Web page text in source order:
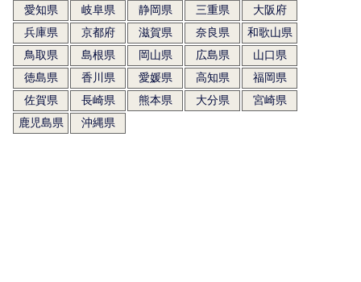
愛知県
岐阜県 静岡県 三重県
大阪府
兵庫県
京都府 滋賀県 奈良県
和歌山県
鳥取県
島根県 岡山県 広島県
山口県
徳島県
香川県 愛媛県 高知県
福岡県
佐賀県
長崎県 熊本県 大分県
宮崎県
鹿児島県
沖縄県